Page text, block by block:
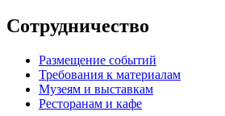
Сотрудничество
Размещение событий
Требования к материалам
Музеям и выставкам
Ресторанам и кафе